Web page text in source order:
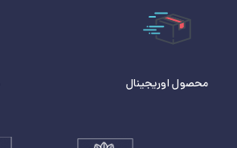
محصول اوریجینال